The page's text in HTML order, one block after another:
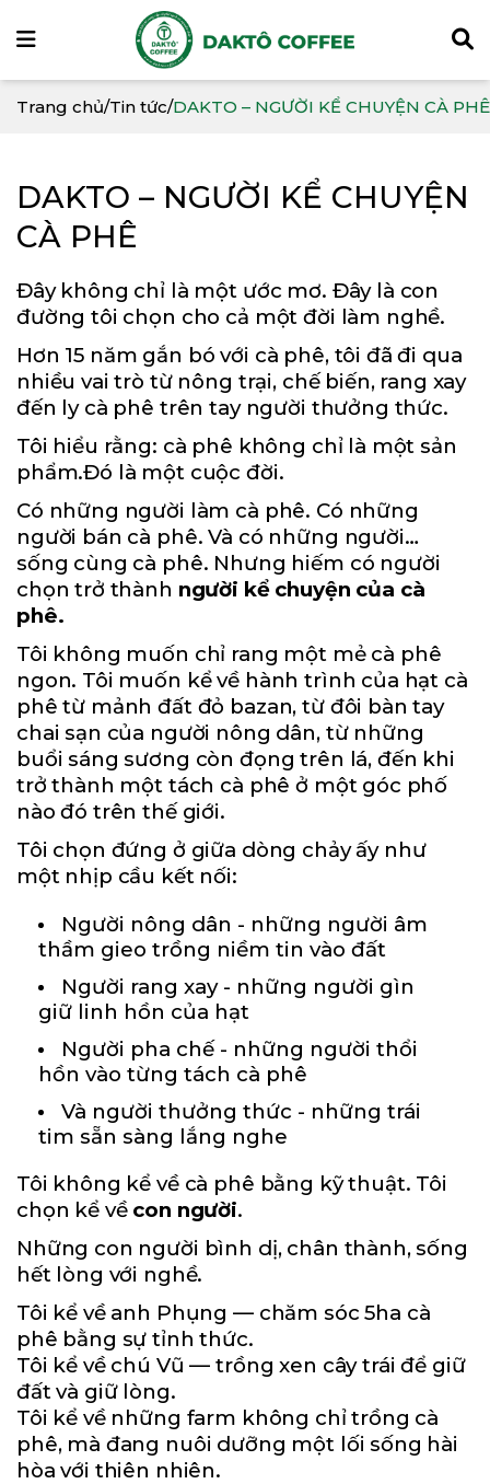
Trang chủ/Tin tức/DAKTO – NGƯỜI KỂ CHUYỆN CÀ PHÊ
DAKTO – NGƯỜI KỂ CHUYỆN
CÀ PHÊ
Đây không chỉ là một ước mơ. Đây là con
đường tôi chọn cho cả một đời làm nghề.
Hơn 15 năm gắn bó với cà phê, tôi đã đi qua
nhiều vai trò từ nông trại, chế biến, rang xay
đến ly cà phê trên tay người thưởng thức.
Tôi hiểu rằng: cà phê không chỉ là một sản
phẩm.Đó là một cuộc đời.
Có những người làm cà phê. Có những
người bán cà phê. Và có những người…
sống cùng cà phê. Nhưng hiếm có người
chọn trở thành người kể chuyện của cà
phê.
Tôi không muốn chỉ rang một mẻ cà phê
ngon. Tôi muốn kể về hành trình của hạt cà
phê từ mảnh đất đỏ bazan, từ đôi bàn tay
chai sạn của người nông dân, từ những
buổi sáng sương còn đọng trên lá, đến khi
trở thành một tách cà phê ở một góc phố
nào đó trên thế giới.
Tôi chọn đứng ở giữa dòng chảy ấy như
một nhịp cầu kết nối:
Người nông dân - những người âm
thầm gieo trồng niềm tin vào đất
Người rang xay - những người gìn
giữ linh hồn của hạt
Người pha chế - những người thổi
hồn vào từng tách cà phê
Và người thưởng thức - những trái
tim sẵn sàng lắng nghe
Tôi không kể về cà phê bằng kỹ thuật. Tôi
chọn kể về con người.
Những con người bình dị, chân thành, sống
hết lòng với nghề.
Tôi kể về anh Phụng — chăm sóc 5ha cà
phê bằng sự tỉnh thức.
Tôi kể về chú Vũ — trồng xen cây trái để giữ
đất và giữ lòng.
Tôi kể về những farm không chỉ trồng cà
phê, mà đang nuôi dưỡng một lối sống hài
hòa với thiên nhiên.